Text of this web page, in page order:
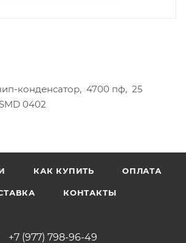
конденсатор, 4700 пф, 25
0402
КАК КУПИТЬ ОПЛАТА
КОНТАКТЫ
+7 (977) 798-96-49